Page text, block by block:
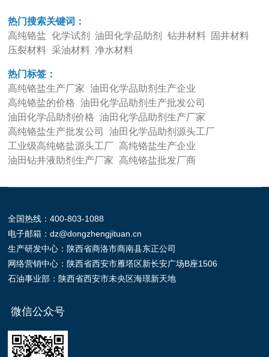
热门搜索关键词：
高纯铬盐 化学试剂 油田化学品助剂 钻井材料
固井材料
压裂材料 采油材料 净水材料
热门标签：
高纯铬盐生产厂家 油田化学品助剂生产企业
高纯铬盐的价格 油田化学品助剂生产批发公司
油田化学品助剂价格 油田化学品助剂生产厂家
高纯铬盐生产批发公司
油田化学品助剂源头工厂
工业级高纯铬盐源头工厂 高纯铬盐生产企业
油田钻井液助剂生产厂家 高纯铬盐批发厂商
全国热线：400-803-1088
电子邮箱：dz@dongzhengjituan.cn
生产研发中心：陕西省商洛市商南县东正公司
网络营销中心：陕西省西安市雁塔区新长安广场B座1506
石油事业部：陕西省西安市未央区海璟新天地
微信公众号